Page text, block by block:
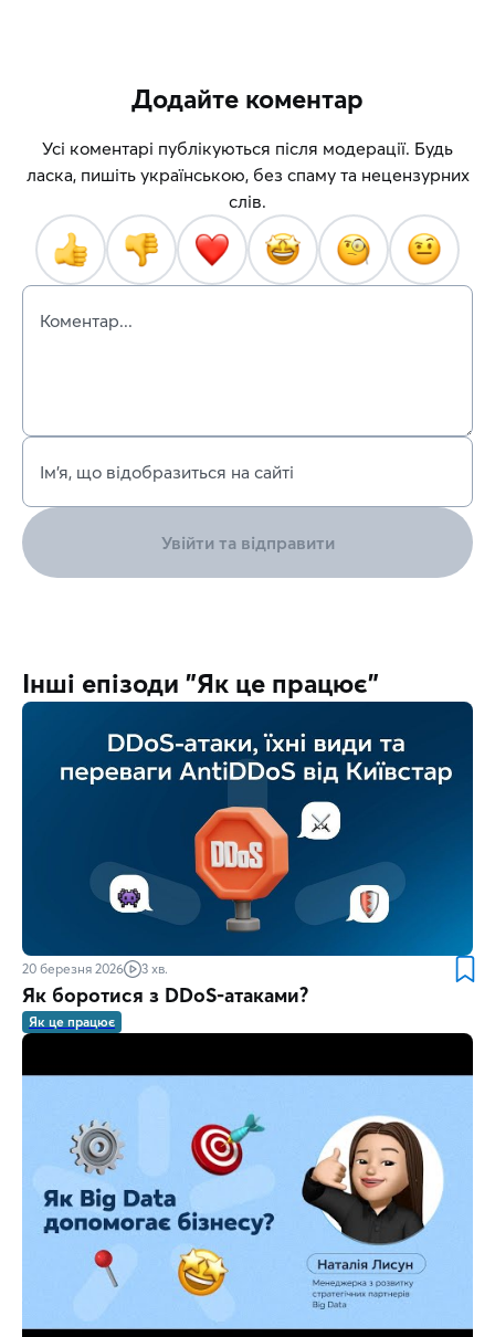
Додайте коментар
Усі коментарі публікуються після модерації. Будь
ласка, пишіть українською, без спаму та нецензурних
слів.
Коментар...
Ім’я, що відобразиться на сайті
Увійти та відправити
Інші епізоди "Як це працює"
20 березня 2026 3 хв.
Як боротися з DDoS-атаками?
Як це працює